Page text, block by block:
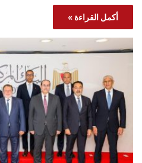
أكمل القراءة »